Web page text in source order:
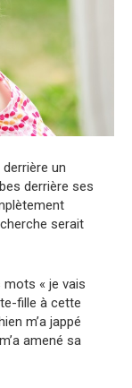
un
derrière ses
serait
« je vais
fille à cette
m’a jappé
amené sa